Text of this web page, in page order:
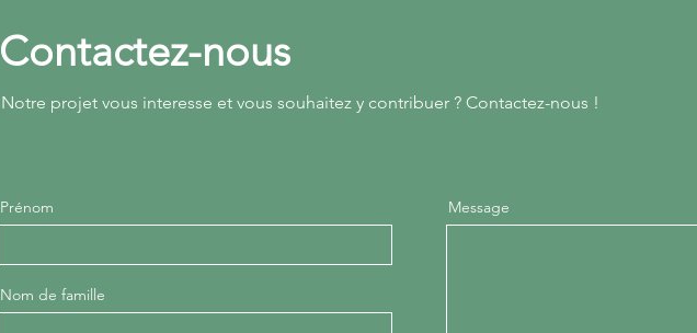
Contactez-nous
Notre projet vous interesse et vous souhaitez y contribuer ? Contactez-nous !
Prénom
Nom de famille
Message